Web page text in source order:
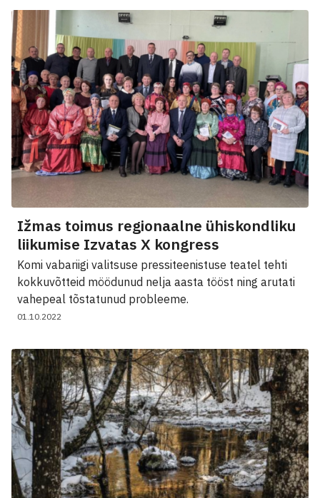
Ižmas toimus regionaalne ühiskondliku
liikumise Izvatas X kongress
Komi vabariigi valitsuse pressiteenistuse teatel tehti
kokkuvõtteid möödunud nelja aasta tööst ning arutati
vahepeal tõstatunud probleeme.
01.10.2022